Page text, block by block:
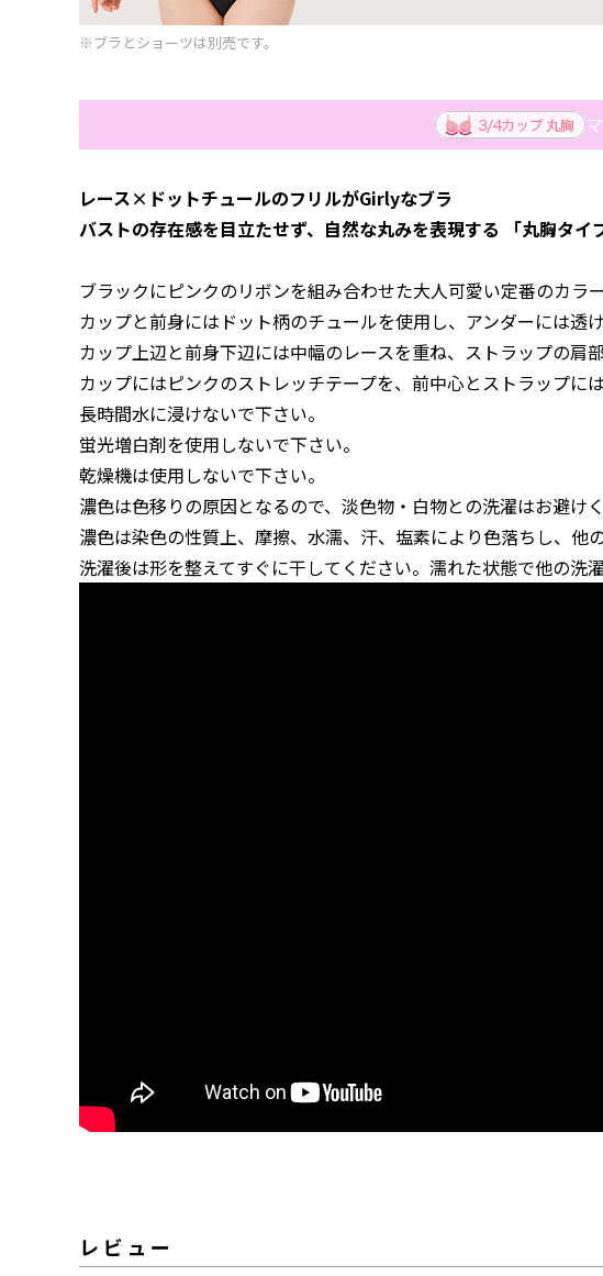
※ブラとショーツは別売です。
レース×ドットチュールのフリルがGirlyなブラ
バストの存在感を目立たせず、自然な丸みを表現する 「丸胸タイ
ブラックにピンクのリボンを組み合わせた大人可愛い定番のカラー
カップと前身にはドット柄のチュールを使用し、アンダーには透
カップ上辺と前身下辺には中幅のレースを重ね、ストラップの肩
カップにはピンクのストレッチテープを、前中心とストラップに
長時間水に浸けないで下さい。
蛍光増白剤を使用しないで下さい。
乾燥機は使用しないで下さい。
濃色は色移りの原因となるので、淡色物・白物との洗濯はお避けく
濃色は染色の性質上、摩擦、水濡、汗、塩素により色落ちし、他
洗濯後は形を整えてすぐに干してください。濡れた状態で他の洗